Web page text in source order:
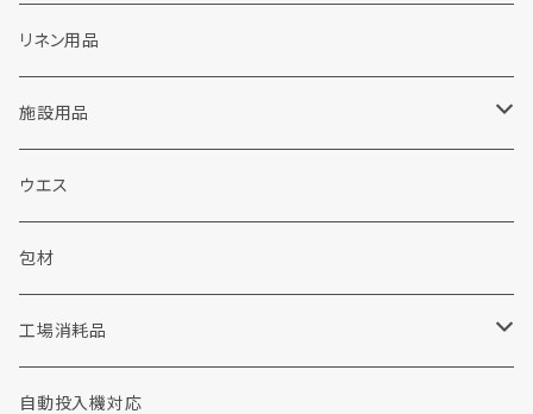
ランドリー洗剤関連
粉末洗剤
液体洗剤
ドライクリーニング関連
カートリッジフィルター
ソープ
販促品
包装資材
工場用品
コインランドリー
リネン用品
施設用品
施設用洗剤・シャンプー
シャボン玉せっけん
消耗品
手袋
ウエス
包材
工場消耗品
手洗い洗剤
自動投入機対応